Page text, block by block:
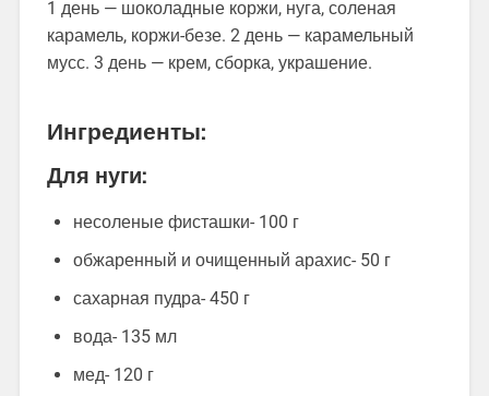
1 день — шоколадные коржи, нуга, соленая
карамель, коржи-безе. 2 день — карамельный
мусс. 3 день — крем, сборка, украшение.
Ингредиенты:
Для нуги:
несоленые фисташки- 100 г
обжаренный и очищенный арахис- 50 г
сахарная пудра- 450 г
вода- 135 мл
мед- 120 г